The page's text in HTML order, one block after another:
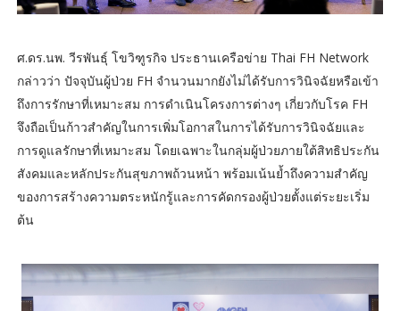
ศ.ดร.นพ. วีรพันธุ์ โขวิฑูรกิจ ประธานเครือข่าย Thai FH Network
กล่าวว่า ปัจจุบันผู้ป่วย FH จํานวนมากยังไม่ได้รับการวินิจฉัยหรือเข้า
ถึงการรักษาที่เหมาะสม การดําเนินโครงการต่างๆ เกี่ยวกับโรค FH
จึงถือเป็นก้าวสําคัญในการเพิ่มโอกาสในการได้รับการวินิจฉัยและ
การดูแลรักษาที่เหมาะสม โดยเฉพาะในกลุ่มผู้ป่วยภายใต้สิทธิประกัน
สังคมและหลักประกันสุขภาพถ้วนหน้า พร้อมเน้นย้ำถึงความสำคัญ
ของการสร้างความตระหนักรู้และการคัดกรองผู้ป่วยตั้งแต่ระยะเริ่ม
ต้น